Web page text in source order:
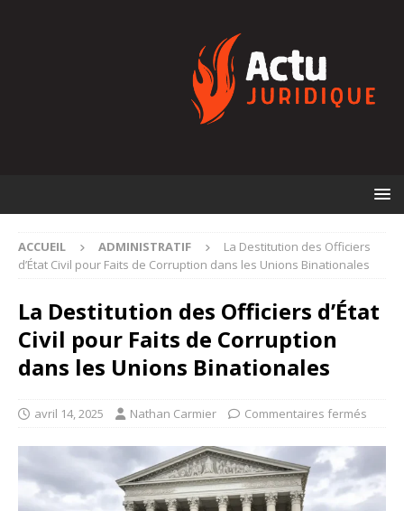
ACCUEIL ADMINISTRATIF
La Destitution des Officiers
d’État Civil pour Faits de Corruption dans les Unions Binationales
La Destitution des Officiers d’État
Civil pour Faits de Corruption
dans les Unions Binationales
avril 14, 2025 Nathan Carmier Commentaires fermés